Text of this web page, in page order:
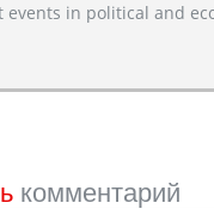
events in political and
комментарий